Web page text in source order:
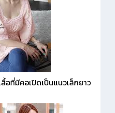
อที่มีคอเปิดเป็นแนวเล็กยาว